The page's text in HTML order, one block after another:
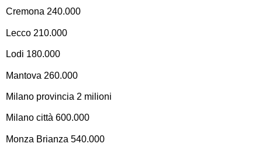
Cremona 240.000
Lecco 210.000
Lodi 180.000
Mantova 260.000
Milano provincia 2 milioni
Milano città 600.000
Monza Brianza 540.000